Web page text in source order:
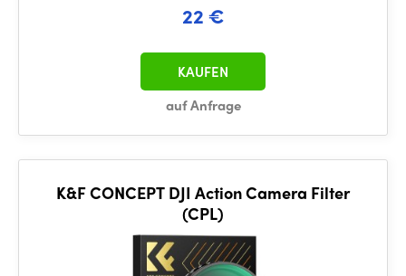
22 €
auf Anfrage
KAUFEN
K&F CONCEPT DJI Action Camera Filter
(CPL)